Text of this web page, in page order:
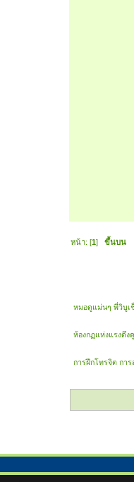
หน้า: [1]ขึ้นบน
หมอดูแม่นๆ พี่วิบูเ
ห้องกฏแห่งแรงดึง
การฝึกโทรจิต กา